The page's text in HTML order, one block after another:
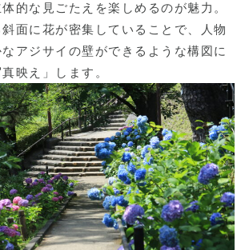
的な見ごたえを楽しめるのが魅力。
面に花が密集していることで、人物
アジサイの壁ができるような構図に
映え」します。